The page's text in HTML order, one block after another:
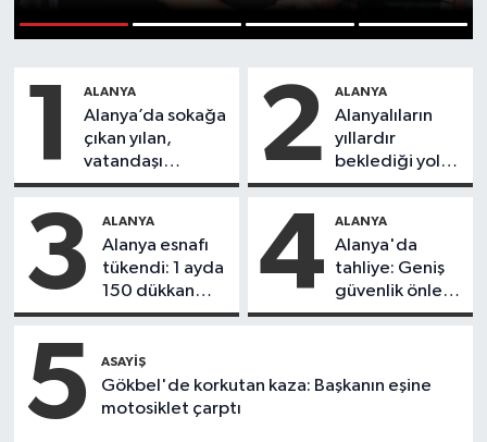
1 ALANYA
Alanya’da sokağa
çıkan yılan,
vatandaşı
kovaladı
2 ALANYA
Alanyalıların
yıllardır
beklediği yol
askıdan döndü
3 ALANYA
Alanya esnafı
tükendi: 1 ayda
150 dükkan
kapandı
4 ALANYA
Alanya'da
tahliye: Geniş
güvenlik önlemi
alındı
5 ASAYIŞ
Gökbel'de korkutan kaza: Başkanın eşine
motosiklet çarptı